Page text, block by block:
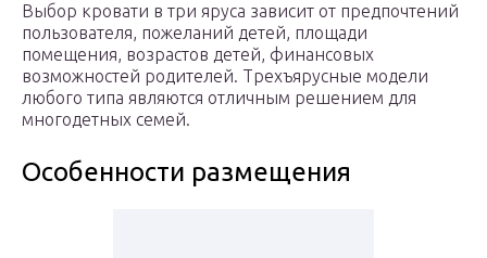
Выбор кровати в три яруса зависит от предпочтений
пользователя, пожеланий детей, площади
помещения, возрастов детей, финансовых
возможностей родителей. Трехъярусные модели
любого типа являются отличным решением для
многодетных семей.
Особенности размещения